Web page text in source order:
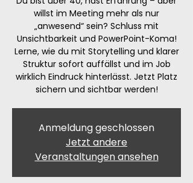
willst im Meeting mehr als nur
„anwesend“ sein? Schluss mit
Unsichtbarkeit und PowerPoint-Koma!
Lerne, wie du mit Storytelling und klarer
Struktur sofort auffällst und im Job
wirklich Eindruck hinterlässt. Jetzt Platz
sichern und sichtbar werden!
Anmeldung geschlossen
Jetzt andere
Veranstaltungen ansehen